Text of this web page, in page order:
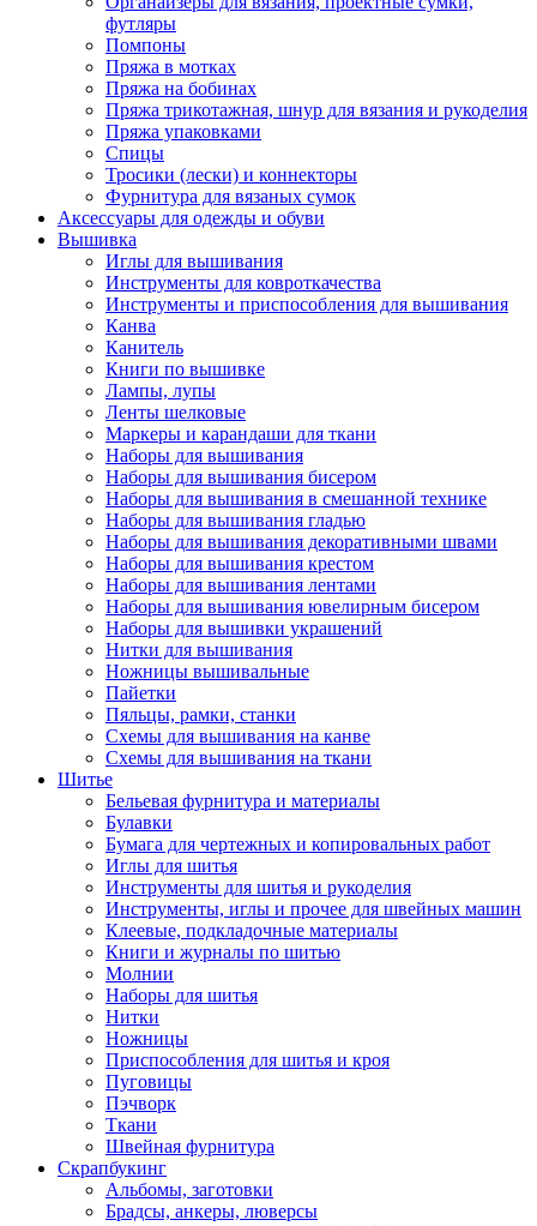
футляры
Помпоны
Пряжа в мотках
Пряжа на бобинах
Пряжа трикотажная, шнур для вязания и рукоделия
Пряжа упаковками
Спицы
Тросики (лески) и коннекторы
Фурнитура для вязаных сумок
Аксессуары для одежды и обуви
Вышивка
Иглы для вышивания
Инструменты для ковроткачества
Инструменты и приспособления для вышивания
Канва
Канитель
Книги по вышивке
Лампы, лупы
Ленты шелковые
Маркеры и карандаши для ткани
Наборы для вышивания
Наборы для вышивания бисером
Наборы для вышивания в смешанной технике
Наборы для вышивания гладью
Наборы для вышивания декоративными швами
Наборы для вышивания крестом
Наборы для вышивания лентами
Наборы для вышивания ювелирным бисером
Наборы для вышивки украшений
Нитки для вышивания
Ножницы вышивальные
Пайетки
Пяльцы, рамки, станки
Схемы для вышивания на канве
Схемы для вышивания на ткани
Шитье
Бельевая фурнитура и материалы
Булавки
Бумага для чертежных и копировальных работ
Иглы для шитья
Инструменты для шитья и рукоделия
Инструменты, иглы и прочее для швейных машин
Клеевые, подкладочные материалы
Книги и журналы по шитью
Молнии
Наборы для шитья
Нитки
Ножницы
Приспособления для шитья и кроя
Пуговицы
Пэчворк
Ткани
Швейная фурнитура
Скрапбукинг
Альбомы, заготовки
Брадсы, анкеры, люверсы